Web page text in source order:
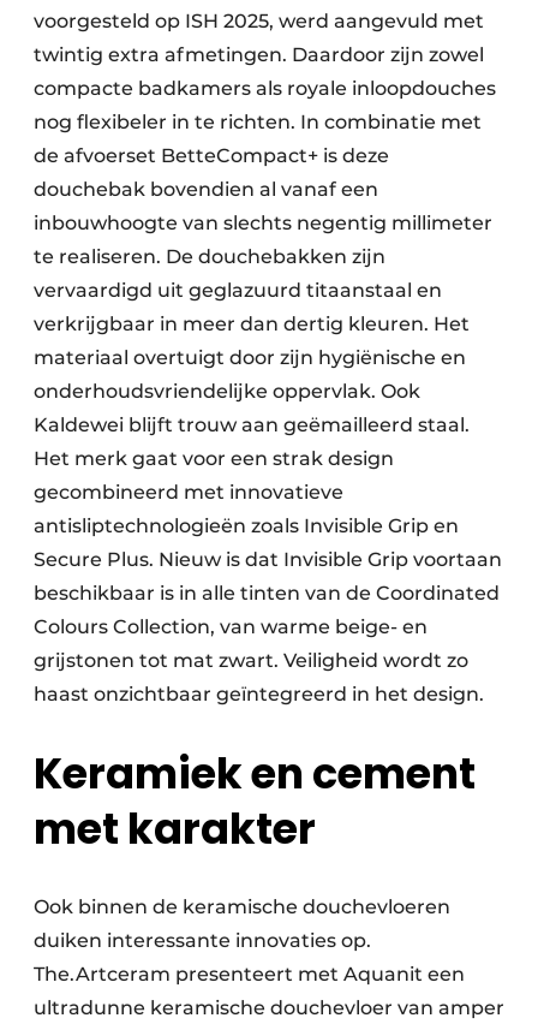
voorgesteld op ISH 2025, werd aangevuld met
twintig extra afmetingen. Daardoor zijn zowel
compacte badkamers als royale inloop­douches
nog flexibeler in te richten. In combinatie met
de afvoerset BetteCompact+ is deze
douchebak bovendien al vanaf een
inbouwhoogte van slechts negentig millimeter
te realiseren. De douchebakken zijn
vervaardigd uit geglazuurd titaanstaal en
verkrijgbaar in meer dan dertig kleuren. Het
materiaal overtuigt door zijn hygiënische en
onderhoudsvriendelijke oppervlak. Ook
Kaldewei blijft trouw aan geëmailleerd staal.
Het merk gaat voor een strak design
gecombineerd met innovatieve
antisliptechnologieën zoals Invisible Grip en
Secure Plus. Nieuw is dat Invisible Grip voortaan
beschikbaar is in alle tinten van de Coordinated
Colours Collection, van warme beige- en
grijstonen tot mat zwart. Veiligheid wordt zo
haast onzichtbaar geïntegreerd in het design.
Keramiek en cement
met karakter
Ook binnen de keramische douchevloeren
duiken interessante innovaties op.
The.Artceram presenteert met Aquanit een
ultradunne keramische douchevloer van amper